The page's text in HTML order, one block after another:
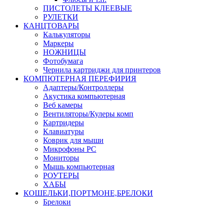
ПИСТОЛЕТЫ КЛЕЕВЫЕ
РУЛЕТКИ
КАНЦТОВАРЫ
Калькуляторы
Маркеры
НОЖНИЦЫ
Фотобумага
Чернила картриджи для принтеров
КОМПЮТЕРНАЯ ПЕРЕФИРИЯ
Адаптеры/Контроллеры
Акустика компьютерная
Веб камеры
Вентиляторы/Кулеры комп
Картридеры
Клавиатуры
Коврик для мыши
Микрофоны PC
Мониторы
Мышь компьютерная
РОУТЕРЫ
ХАБЫ
КОШЕЛЬКИ,ПОРТМОНЕ,БРЕЛОКИ
Брелоки